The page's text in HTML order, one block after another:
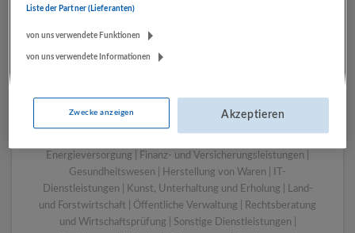
LUGSTEIN CONSULTING
Energieversorgung | Finanz- und Versicherungsleistungen |
Gesundheitswesen | Herstellung von Waren | IT-
Dienstleistungen | Kunst, Unterhaltung und Erholung | Land-
und Forstwirtschaft | Öffentliche Verwaltung | Rechtsberatung
und Wirtschaftsprüfung | Sonstige Dienstleistungen |
Liste der Partner (Lieferanten)
von uns verwendete Funktionen
von uns verwendete Informationen
Zwecke anzeigen Akzeptieren